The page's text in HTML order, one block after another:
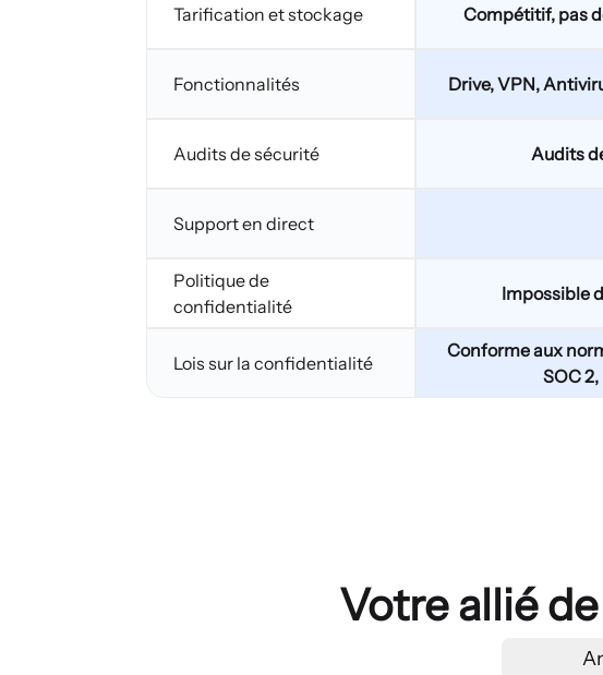
Tarification et stockage
Fonctionnalités
Audits de sécurité
Support en direct
Politique de
confidentialité
Lois sur la confidentialité
Compétitif, pas
Drive, VPN,
Audits
Impossible
Conforme aux
SOC
Votre allié